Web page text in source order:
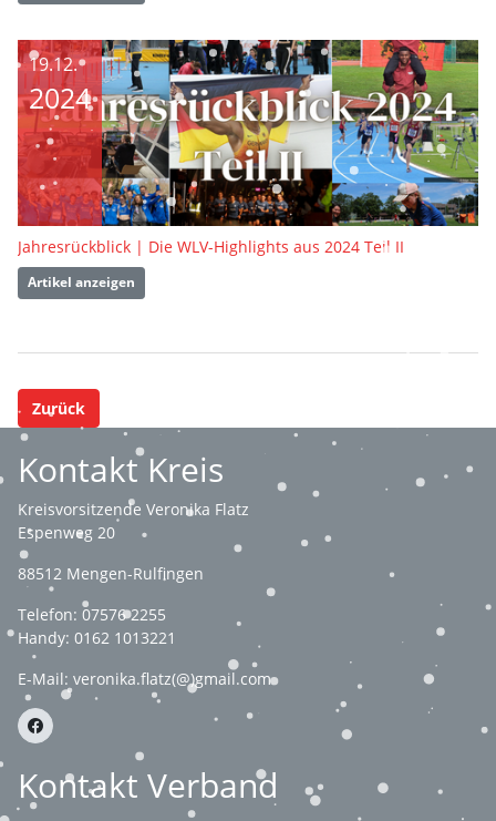
19.12.
2024
Jahresrückblick | Die WLV-Highlights aus 2024 Teil II
Artikel anzeigen
Zurück
Kontakt Kreis
Kreisvorsitzende Veronika Flatz
Espenweg 20
88512 Mengen-Rulfingen
Telefon: 07576 2255
Handy: 0162 1013221
E-Mail: veronika.flatz(@)gmail.com
Kontakt Verband